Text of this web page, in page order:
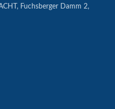
Fuchsberger Damm 2,